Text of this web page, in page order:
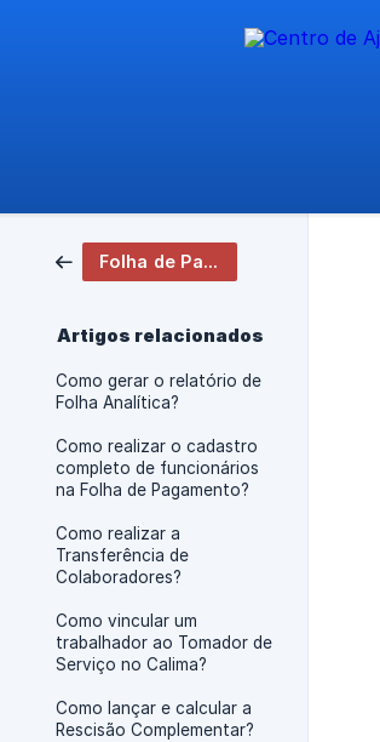
Folha de Pagamento
Artigos relacionados
Como gerar o relatório de
Folha Analítica?
Como realizar o cadastro
completo de funcionários
na Folha de Pagamento?
Como realizar a
Transferência de
Colaboradores?
Como vincular um
trabalhador ao Tomador de
Serviço no Calima?
Como lançar e calcular a
Rescisão Complementar?